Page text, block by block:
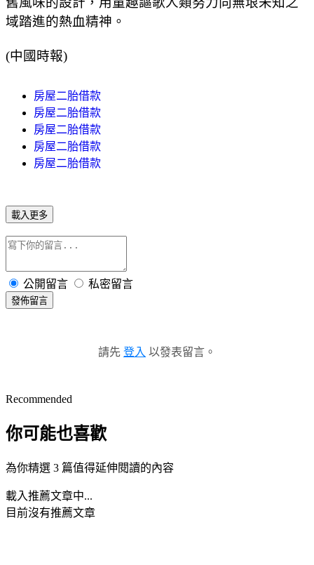
域踏進的熱血精神。
(中國時報)
房屋二胎借款
房屋二胎借款
房屋二胎借款
房屋二胎借款
房屋二胎借款
載入更多
公開留言 私密留言
發佈留言
請先 登入 以發表留言。
Recommended
你可能也喜歡
為你精選 3 篇值得延伸閱讀的內容
載入推薦文章中...
目前沒有推薦文章